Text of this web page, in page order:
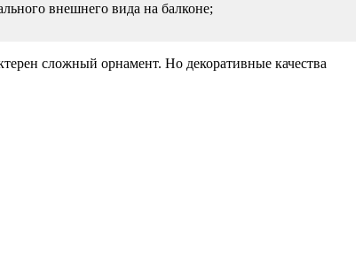
внешнего вида на балконе;
сложный орнамент. Но декоративные качества